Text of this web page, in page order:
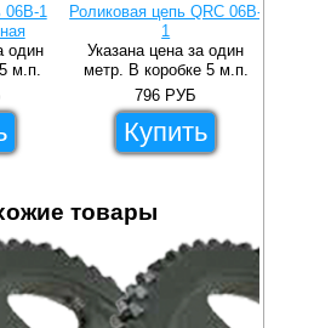
06B-1
один
м.п.
Роликовая цепь QRC 06B-
1
Указана цена за один
метр. В коробке 5 м.п.
796 РУБ
Купить
товары